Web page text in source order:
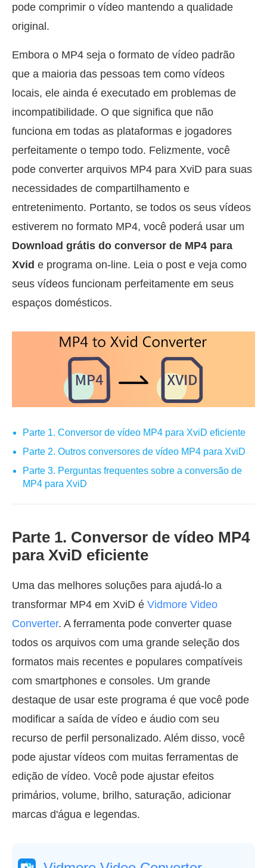
pode comprimir o vídeo mantendo a qualidade
original.
Embora o MP4 seja o formato de vídeo padrão
que a maioria das pessoas tem como vídeos
locais, ele ainda é executado em problemas de
incompatibilidade. O que significa que não
funciona em todas as plataformas e jogadores
perfeitamente o tempo todo. Felizmente, você
pode converter arquivos MP4 para XviD para suas
necessidades de compartilhamento e
entretenimento. Portanto, se todos os seus vídeos
estiverem no formato MP4, você poderá usar um
Download grátis do conversor de MP4 para
Xvid e programa on-line. Leia o post e veja como
seus vídeos funcionam perfeitamente em seus
espaços domésticos.
Parte 1. Conversor de vídeo MP4 para XviD eficiente
Parte 2. Outros conversores de vídeo MP4 para XviD
Parte 3. Perguntas frequentes sobre a conversão de
MP4 para XviD
Parte 1. Conversor de vídeo MP4
para XviD eficiente
Uma das melhores soluções para ajudá-lo a
transformar MP4 em XviD é Vidmore Video
Converter. A ferramenta pode converter quase
todos os arquivos com uma grande seleção dos
formatos mais recentes e populares compatíveis
com smartphones e consoles. Um grande
destaque de usar este programa é que você pode
modificar a saída de vídeo e áudio com seu
recurso de perfil personalizado. Além disso, você
pode ajustar vídeos com muitas ferramentas de
edição de vídeo. Você pode ajustar efeitos
primários, volume, brilho, saturação, adicionar
marcas d'água e legendas.